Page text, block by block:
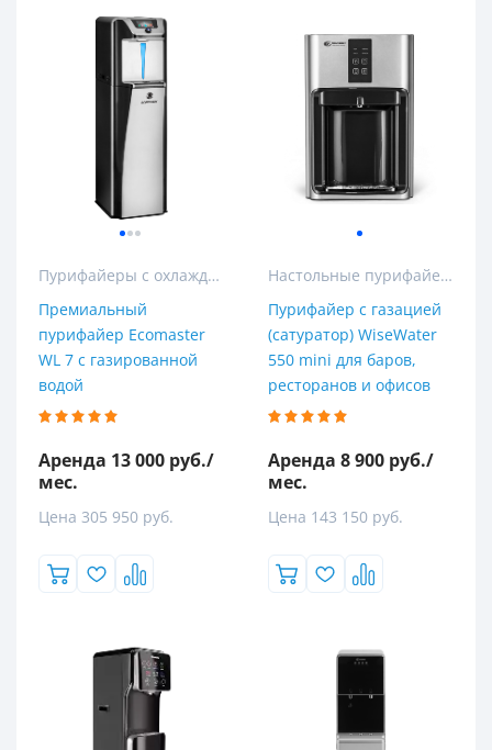
Пурифайеры с охлаждением
Премиальный
пурифайер Ecomaster
WL 7 с газированной
водой
Аренда 13 000 руб./
мес.
Цена 305 950 руб.
Настольные пурифайеры
Пурифайер с газацией
(сатуратор) WiseWater
550 mini для баров,
ресторанов и офисов
Аренда 8 900 руб./
мес.
Цена 143 150 руб.